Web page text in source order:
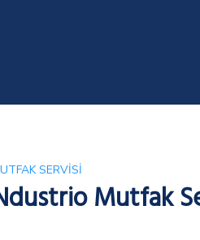
SERVISI
Mutfak